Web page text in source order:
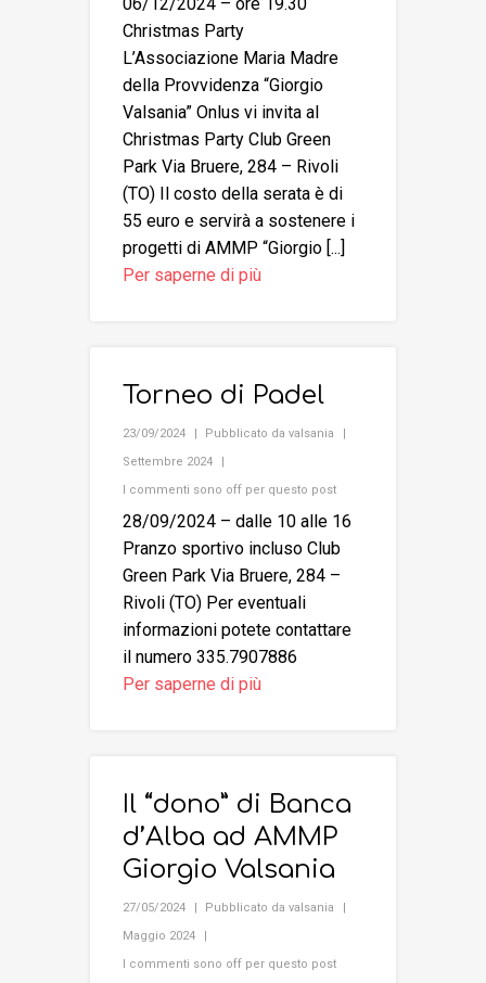
Christmas Party
L’Associazione Maria Madre
della Provvidenza “Giorgio
Valsania” Onlus vi invita al
Christmas Party Club Green
Park Via Bruere, 284 – Rivoli
(TO) Il costo della serata è di
55 euro e servirà a sostenere i
progetti di AMMP “Giorgio [...]
Per saperne di più
Torneo di Padel
23/09/2024 Pubblicato da valsania
Settembre 2024
I commenti sono off per questo post
28/09/2024 – dalle 10 alle 16
Pranzo sportivo incluso Club
Green Park Via Bruere, 284 –
Rivoli (TO) Per eventuali
informazioni potete contattare
il numero 335.7907886
Per saperne di più
Il “dono” di Banca
d’Alba ad AMMP
Giorgio Valsania
27/05/2024 Pubblicato da valsania
Maggio 2024
I commenti sono off per questo post